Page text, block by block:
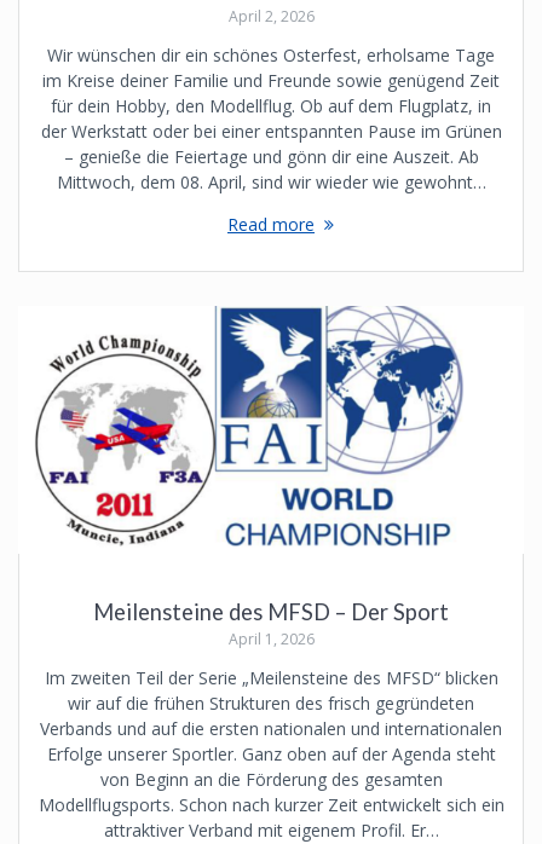
April 2, 2026
Wir wünschen dir ein schönes Osterfest, erholsame Tage
im Kreise deiner Familie und Freunde sowie genügend Zeit
für dein Hobby, den Modellflug. Ob auf dem Flugplatz, in
der Werkstatt oder bei einer entspannten Pause im Grünen
– genieße die Feiertage und gönn dir eine Auszeit. Ab
Mittwoch, dem 08. April, sind wir wieder wie gewohnt…
Read more
Meilensteine des MFSD – Der Sport
April 1, 2026
Im zweiten Teil der Serie „Meilensteine des MFSD“ blicken
wir auf die frühen Strukturen des frisch gegründeten
Verbands und auf die ersten nationalen und internationalen
Erfolge unserer Sportler. Ganz oben auf der Agenda steht
von Beginn an die Förderung des gesamten
Modellflugsports. Schon nach kurzer Zeit entwickelt sich ein
attraktiver Verband mit eigenem Profil. Er…